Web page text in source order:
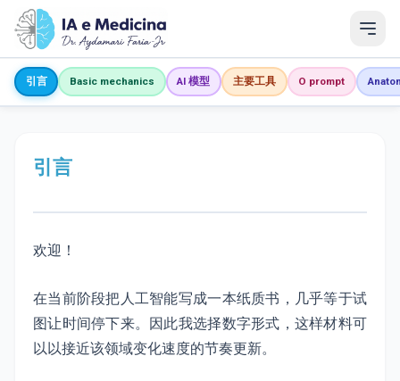
引言 Basic mechanics AI 模型 主要工具 O prompt
引言
欢迎！
在当前阶段把人工智能写成一本纸质书，几乎等于试
图让时间停下来。因此我选择数字形式，这样材料可
以以接近该领域变化速度的节奏更新。